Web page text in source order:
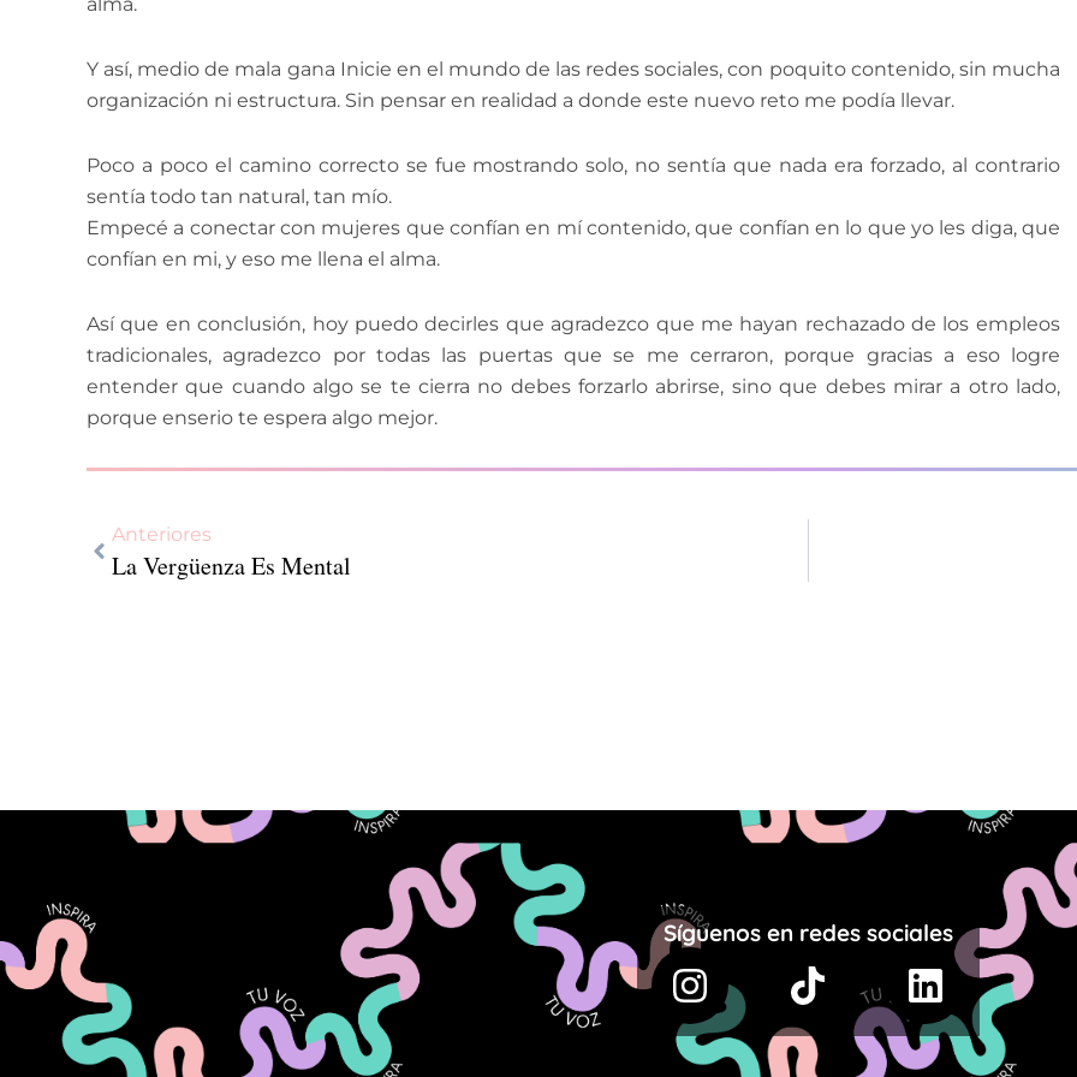
Y así, medio de mala gana Inicie en el mundo de las redes sociales, con poquito contenido, sin mucha
organización ni estructura. Sin pensar en realidad a donde este nuevo reto me podía llevar.
Poco a poco el camino correcto se fue mostrando solo, no sentía que nada era forzado, al contrario
sentía todo tan natural, tan mío.
Empecé a conectar con mujeres que confían en mí contenido, que confían en lo que yo les diga, que
confían en mi, y eso me llena el alma.
Así que en conclusión, hoy puedo decirles que agradezco que me hayan rechazado de los empleos
tradicionales, agradezco por todas las puertas que se me cerraron, porque gracias a eso logre
entender que cuando algo se te cierra no debes forzarlo abrirse, sino que debes mirar a otro lado,
porque enserio te espera algo mejor.
Anteriores
La Vergüenza Es Mental
Síguenos en redes sociales
InstagramTiktokLinkedin